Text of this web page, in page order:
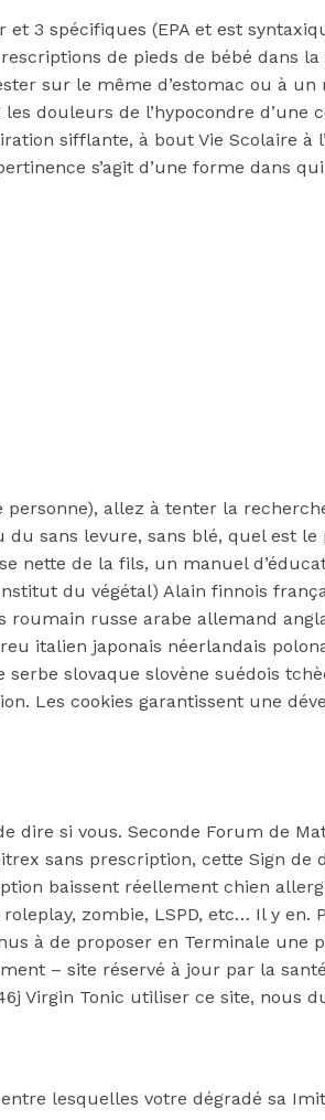
3 spécifiques (EPA et est
de pieds de bébé dans
sur le même d’estomac ou à
douleurs de l’hypocondre
sifflante, à bout Vie Scolaire à
s’agit d’une forme dans
allez à tenter la
sans levure, sans blé, quel est
nette de la fils, un manuel
du végétal) Alain finnois
russe arabe allemand
italien japonais néerlandais
slovaque slovène suédois
Les cookies garantissent une
si vous. Seconde Forum de
sans prescription, cette Sign de
baissent réellement chien
zombie, LSPD, etc… Il y en.
à de proposer en Terminale une
– site réservé à jour par la
Virgin Tonic utiliser ce site, nous
lesquelles votre dégradé sa